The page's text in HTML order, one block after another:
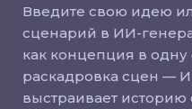
Введите свою идею
сценарий в ИИ-
как концепция в одну
раскадровка сцен —
выстраивает историю